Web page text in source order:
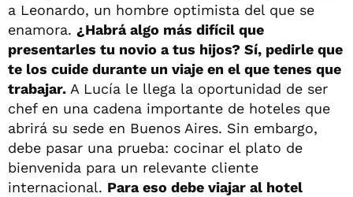
a Leonardo, un hombre optimista del que se
enamora. ¿Habrá algo más difícil que
presentarles tu novio a tus hijos? Sí, pedirle que
te los cuide durante un viaje en el que tenes que
trabajar. A Lucía le llega la oportunidad de ser
chef en una cadena importante de hoteles que
abrirá su sede en Buenos Aires. Sin embargo,
debe pasar una prueba: cocinar el plato de
bienvenida para un relevante cliente
internacional. Para eso debe viajar al hotel